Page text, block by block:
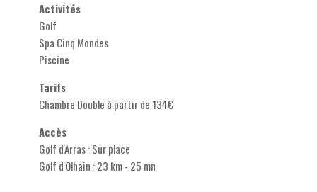
Activités
Golf
Spa Cinq Mondes
Piscine
Tarifs
Chambre Double à partir de 134€
Accès
Golf d'Arras : Sur place
Golf d'Olhain : 23 km - 25 mn